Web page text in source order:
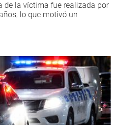
de la víctima fue realizada por
lo que motivó un